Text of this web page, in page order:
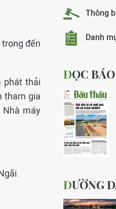
trọng đến
phát thải
tham gia
máy
Thông
Danh
ĐỌC
ĐƯỜNG